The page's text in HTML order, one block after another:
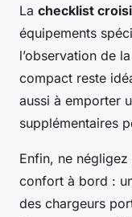
La checklist
équipements
l’observation de
compact reste
aussi à emporter
supplémentaires
Enfin, ne
confort à bord :
des chargeurs